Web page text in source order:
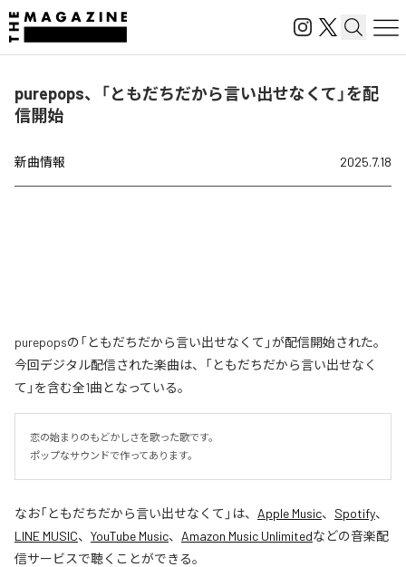
purepops、「ともだちだから言い出せなくて」を配
信開始
新曲情報 2025.7.18
purepopsの「ともだちだから言い出せなくて」が配信開始された。
今回デジタル配信された楽曲は、「ともだちだから言い出せなく
て」を含む全1曲となっている。
恋の始まりのもどかしさを歌った歌です。
ポップなサウンドで作ってあります。
なお「ともだちだから言い出せなくて 」は、 Apple Music、 Spotify、
LINE MUSIC、 YouTube Music、 Amazon Music Unlimitedなどの音楽配
信サービスで聴くことができる。